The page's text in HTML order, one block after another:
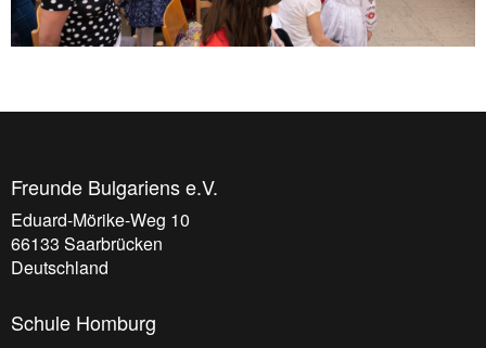
Freunde Bulgariens e.V.
Eduard-Mörike-Weg 10
66133 Saarbrücken
Deutschland
Schule Homburg